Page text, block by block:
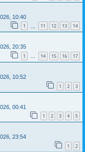
10:40
1 11 12 13 14
20:35
1 … 14 15 16 17
10:52
1 2 3
00:41
1 2 3 4 5
23:54
1 2